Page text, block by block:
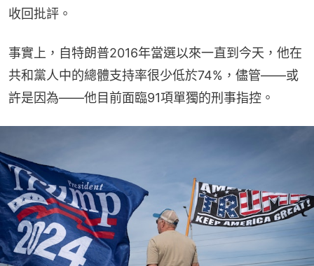
收回批評。
事實上，自特朗普2016年當選以來一直到今天，他在
共和黨人中的總體支持率很少低於74%，儘管——或
許是因為——他目前面臨91項單獨的刑事指控。